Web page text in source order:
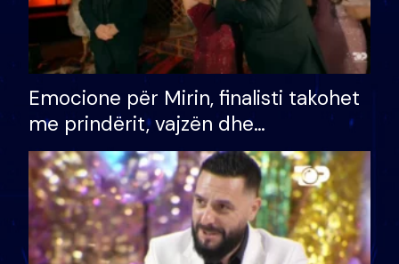
Emocione për Mirin, finalisti takohet
me prindërit, vajzën dhe
bashkëshorten: S’kemi ndonjë letër
divorci apo jo?